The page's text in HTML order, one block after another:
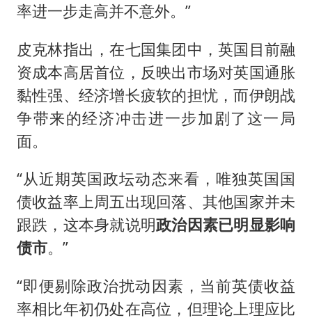
率进一步走高并不意外。”
皮克林指出，在七国集团中，英国目前融
资成本高居首位，反映出市场对英国通胀
黏性强、经济增长疲软的担忧，而伊朗战
争带来的经济冲击进一步加剧了这一局
面。
“从近期英国政坛动态来看，唯独英国国
债收益率上周五出现回落、其他国家并未
跟跌，这本身就说明政治因素已明显影响
债市。”
“即便剔除政治扰动因素，当前英债收益
率相比年初仍处在高位，但理论上理应比